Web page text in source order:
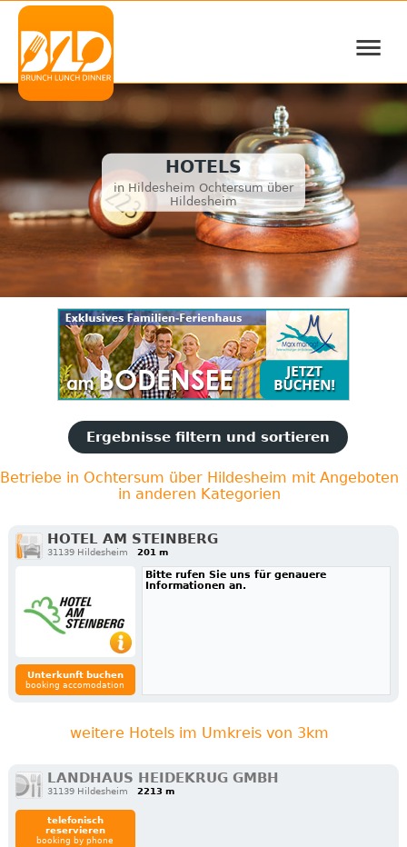
≡
HOTELS
in Hildesheim Ochtersum über
Hildesheim
Ergebnisse filtern und sortieren
Betriebe in Ochtersum über Hildesheim mit Angeboten
in anderen Kategorien
HOTEL AM STEINBERG
31139 Hildesheim 201 m
Unterkunft buchen
booking accomodation
Bitte rufen Sie uns für genauere
Informationen an.
weitere Hotels im Umkreis von 3km
LANDHAUS HEIDEKRUG GMBH
31139 Hildesheim 2213 m
telefonisch
reservieren
booking by phone